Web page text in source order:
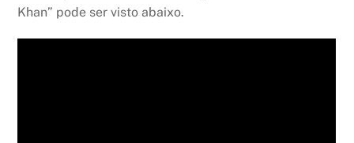
Khan” pode ser visto abaixo.